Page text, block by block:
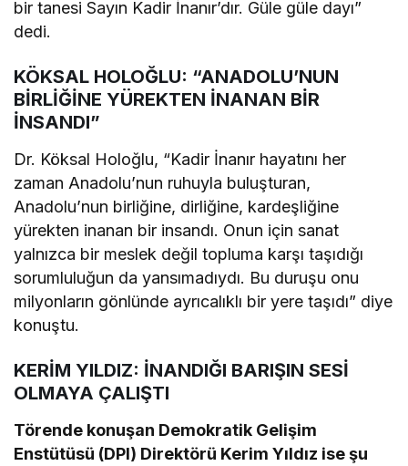
bir tanesi Sayın Kadir İnanır’dır. Güle güle dayı”
dedi.
KÖKSAL HOLOĞLU: “ANADOLU’NUN
BİRLİĞİNE YÜREKTEN İNANAN BİR
İNSANDI”
Dr. Köksal Holoğlu, “Kadir İnanır hayatını her
zaman Anadolu’nun ruhuyla buluşturan,
Anadolu’nun birliğine, dirliğine, kardeşliğine
yürekten inanan bir insandı. Onun için sanat
yalnızca bir meslek değil topluma karşı taşıdığı
sorumluluğun da yansımadıydı. Bu duruşu onu
milyonların gönlünde ayrıcalıklı bir yere taşıdı” diye
konuştu.
KERİM YILDIZ: İNANDIĞI BARIŞIN SESİ
OLMAYA ÇALIŞTI
Törende konuşan Demokratik Gelişim
Enstütüsü (DPI) Direktörü Kerim Yıldız ise şu